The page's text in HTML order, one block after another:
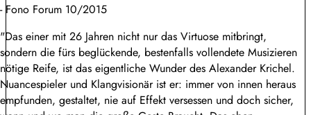
- Fono Forum 10/2015
"Das einer mit 26 Jahren nicht nur das Virtuose mitbringt,
sondern die fürs beglückende, bestenfalls vollendete Musizieren
nötige Reife, ist das eigentliche Wunder des Alexander Krichel.
Nuancespieler und Klangvisionär ist er: immer von innen heraus
empfunden, gestaltet, nie auf Effekt versessen und doch sicher,